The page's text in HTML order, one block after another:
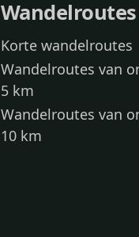
Wandelroutes
Korte wandelroutes
Wandelroutes van
5 km
Wandelroutes van
10 km